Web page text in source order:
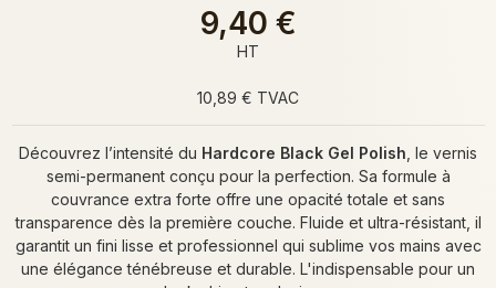
9,40 €
HT
10,89 € TVAC
Découvrez l’intensité du Hardcore Black Gel Polish , le vernis
semi-permanent conçu pour la perfection. Sa formule à
couvrance extra forte offre une opacité totale et sans
transparence dès la première couche. Fluide et ultra-résistant, il
garantit un fini lisse et professionnel qui sublime vos mains avec
une élégance ténébreuse et durable. L'indispensable pour un